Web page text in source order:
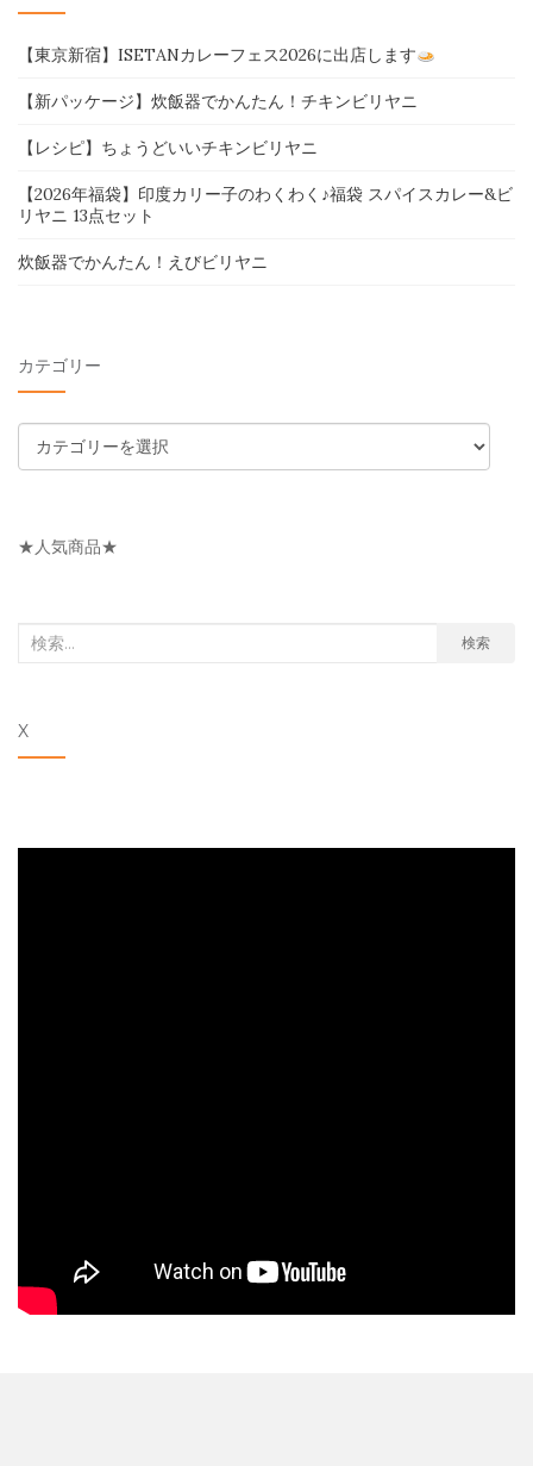
【東京新宿】ISETANカレーフェス2026に出店します
【新パッケージ】炊飯器でかんたん！チキンビリヤニ
【レシピ】ちょうどいいチキンビリヤニ
【2026年福袋】印度カリー子のわくわく♪福袋 スパイスカレー&ビ
リヤニ 13点セット
炊飯器でかんたん！えびビリヤニ
カテゴリー
テ
リ
★人気商品★
検
象:
検索
X